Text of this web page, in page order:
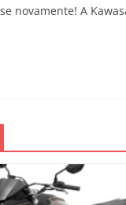
novamente! A